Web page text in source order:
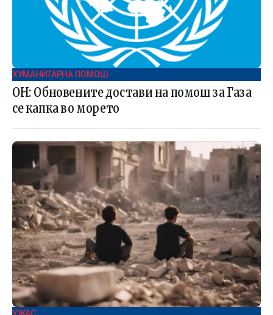
ХУМАНИТАРНА ПОМОШ
ОН: Обновените достави на помош за Газа
се капка во морето